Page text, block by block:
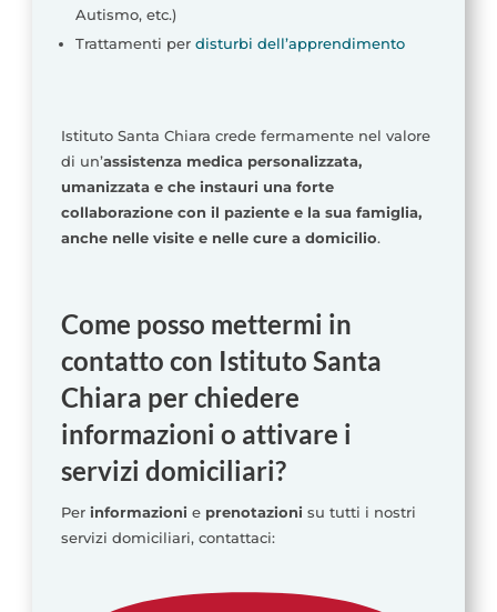
Autismo, etc.)
Trattamenti per disturbi dell’apprendimento
Istituto Santa Chiara crede fermamente nel valore
di un’assistenza medica personalizzata,
umanizzata e che instauri una forte
collaborazione con il paziente e la sua famiglia,
anche nelle visite e nelle cure a domicilio.
Come posso mettermi in
contatto con Istituto Santa
Chiara per chiedere
informazioni o attivare i
servizi domiciliari?
Per informazioni e prenotazioni su tutti i nostri
servizi domiciliari, contattaci: